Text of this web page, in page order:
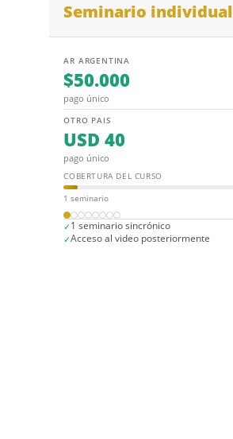
Seminario individual
AR ARGENTINA
$50.000
pago único
OTRO PAIS
USD 40
pago único
COBERTURA DEL CURSO
1 seminario
1 seminario sincrónico
Acceso al video posteriormente